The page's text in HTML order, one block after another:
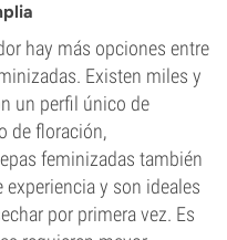
hay más opciones entre
Existen miles y
un perfil único de
de floración,
feminizadas también
y son ideales
por primera vez. Es